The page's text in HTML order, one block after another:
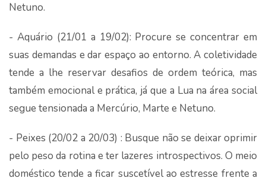
Netuno.
- Aquário (21/01 a 19/02): Procure se concentrar em
suas demandas e dar espaço ao entorno. A coletividade
tende a lhe reservar desafios de ordem teórica, mas
também emocional e prática, já que a Lua na área social
segue tensionada a Mercúrio, Marte e Netuno.
- Peixes (20/02 a 20/03) : Busque não se deixar oprimir
pelo peso da rotina e ter lazeres introspectivos. O meio
doméstico tende a ficar suscetível ao estresse frente a